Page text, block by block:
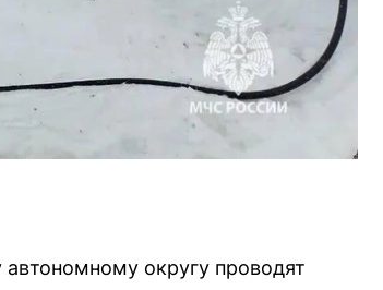
округу проводят